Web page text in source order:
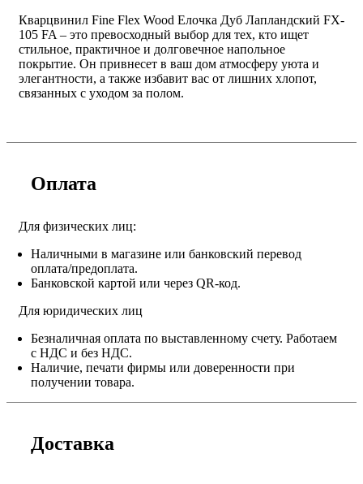
Кварцвинил Fine Flex Wood Елочка Дуб Лапландский FX-
105 FA – это превосходный выбор для тех, кто ищет
стильное, практичное и долговечное напольное
покрытие. Он привнесет в ваш дом атмосферу уюта и
элегантности, а также избавит вас от лишних хлопот,
связанных с уходом за полом.
Оплата
Для физических лиц:
Наличными в магазине или банковский перевод
оплата/предоплата.
Банковской картой или через QR-код.
Для юридических лиц
Безналичная оплата по выставленному счету. Работаем
с НДС и без НДС.
Наличие, печати фирмы или доверенности при
получении товара.
Доставка